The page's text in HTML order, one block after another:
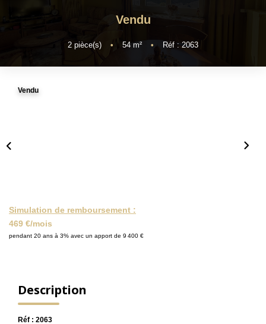
Notre Équipe
Nous Rejoindre
Vendu
2 pièce(s) • 54 m² • Réf : 2063
Vendu
Simulation de remboursement :
469 €/mois
pendant 20 ans à 3% avec un apport de 9 400 €
Description
Réf : 2063